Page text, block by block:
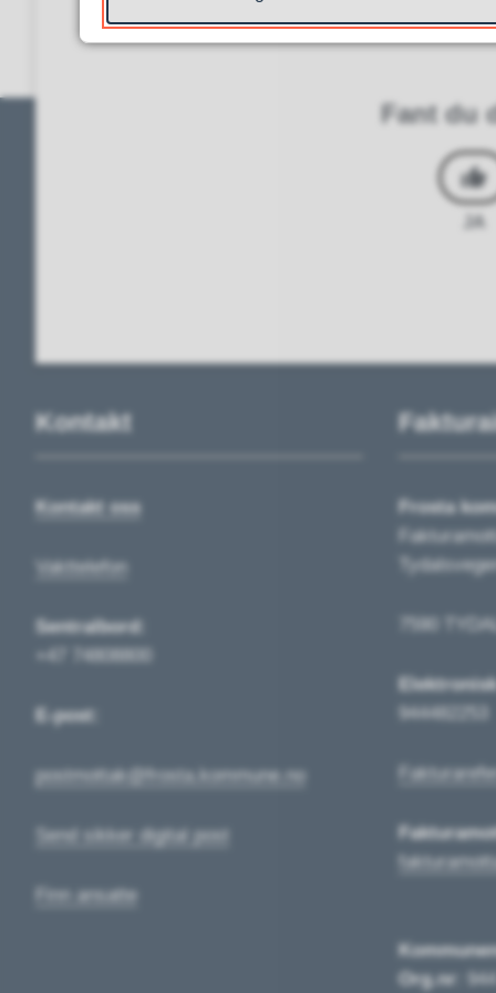
Fant du
JA
Kontakt
Kontakt oss
Vakttelefon
Sentralbord:
+47 74808800
E-post:
postmottak@frosta.kommune.no
Send sikker digital post
Finn ansatte
Frosta
7590 TYDAL
944482253
Org.nr :